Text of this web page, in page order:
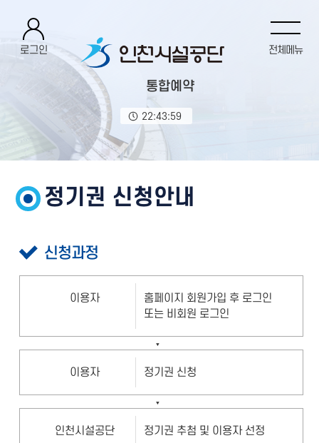
통합예약
22:44:00
전체메뉴
로그인
정기권 신청안내
신청과정
이용자
홈페이지 회원가입 후 로그인
또는 비회원 로그인
이용자 정기권 신청
인천시설공단 정기권 추첨 및 이용자 선정